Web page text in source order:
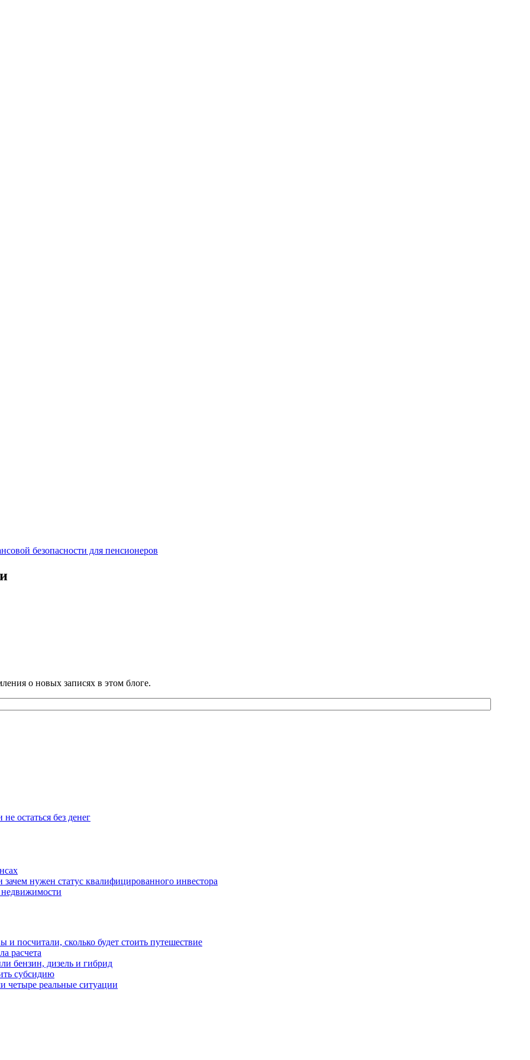
безопасности для пенсионеров
о новых записях в этом блоге.
остаться без денег
нужен статус квалифицированного инвестора
посчитали, сколько будет стоить путешествие
расчета
бензин, дизель и гибрид
субсидию
четыре реальные ситуации